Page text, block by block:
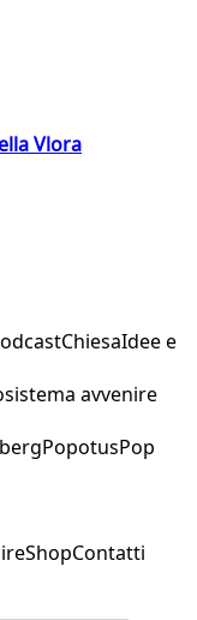
Vlora
ChiesaIdee e
avvenire
PopotusPop
ShopContatti